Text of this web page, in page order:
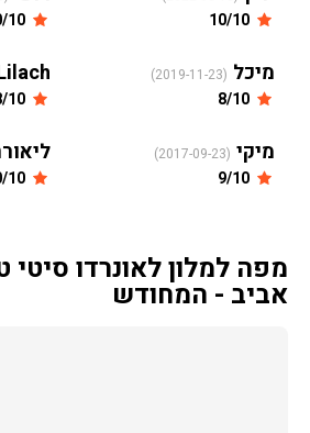
מיכל (2019-11-23)
מיקי (2017-09-23)
מפה למלון לאונרדו סיטי
אביב - המחודש